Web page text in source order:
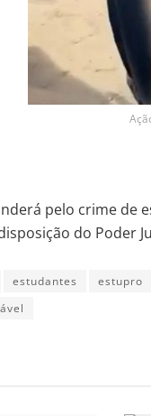
pelo crime de
do Poder
estudantes estupro